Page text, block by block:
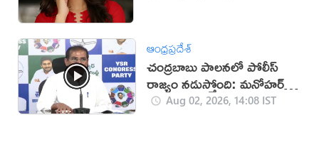
ఆంధ్రప్రదేశ్
చంద్రబాబు పాలనలో పోలీస్
రాజ్యం నడుస్తోంది: మనోహర్
రెడ్డి Aug 02, 2026, 14:08 IST